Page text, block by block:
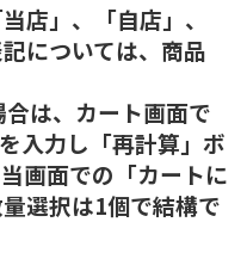
店」、「自店」、
については、商品
は、カート画面で
入力し「再計算」ボ
画面での「カートに
選択は1個で結構で